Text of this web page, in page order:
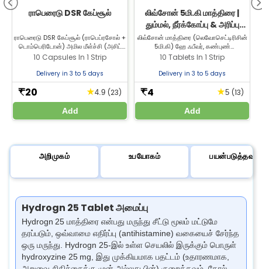
ராபெரைடு DSR கேப்சூல்
ராபெரைடு DSR கேப்சூல் (ராபெப்ரசோல் +
டொம்பெரிடோன்) அமில மீள்ச்சி (அசிட்
ரிஃப்ளக்ஸ்) மற்றும் பெப்டிக் அல்சர் நோயை
சிகிச்சை செய்ய பயன்படுத்தப்படுகிறது.
பயனுள்ள நிவாரணத்திற்காக ராபெரைடு
இருந்து வாங்குங்கள்.
10 Capsules In 1 Strip
Delivery in 3 to 5 days
₹20 ★4.9 (23)
Add
லிவ்சோன் 5மி.கி மாத்திரை |
தும்மல், நீர்க்கோப்பு & அரிப்பு
ஆகியவற்றிற்கான ஒவ்வாமை
நிவாரணம்
லிவ்சோன் மாத்திரை (லெவோசெட்டிரிசின்
5மி.கி) ஹே ஃபீவர், கண்புண்
(கன்ஜங்க்டிவைட்டிஸ்), ஈக்சிமா, நமைச்சல்
(ஹைவ்ஸ்) மற்றும் பூச்சிக் கடி
எதிர்வினைகளை சிகிச்சை செய்ய
ஜீலாப் பார்மசியில் வாங்குங்கள்.
10 Tablets In 1 Strip
Delivery in 3 to 5 days
₹4 ★5 (13)
Add
அறிமுகம் உபயோகம் பயன்படுத்தவும்
Hydrogn 25 Tablet அமைப்பு
Hydrogn 25 மாத்திரை என்பது மருந்து சீட்டு மூலம் மட்டுமே
தரப்படும், ஒவ்வாமை எதிர்ப்பு (antihistamine) வகையைச் சேர்ந்த
ஒரு மருந்து. Hydrogn 25-இல் உள்ள செயலில் இருக்கும் பொருள்
hydroxyzine 25 mg, இது முக்கியமாக பதட்டம் (உதாரணமாக,